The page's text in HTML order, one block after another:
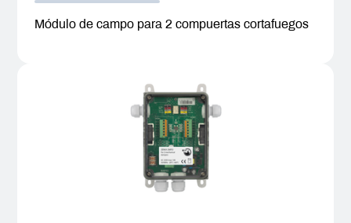
Módulo de campo para 2 compuertas cortafuegos